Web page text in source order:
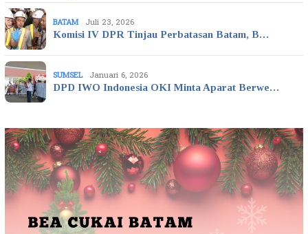
BATAM Juli 23, 2026
Komisi IV DPR Tinjau Perbatasan Batam, B…
SUMSEL Januari 6, 2026
DPD IWO Indonesia OKI Minta Aparat Berwe…